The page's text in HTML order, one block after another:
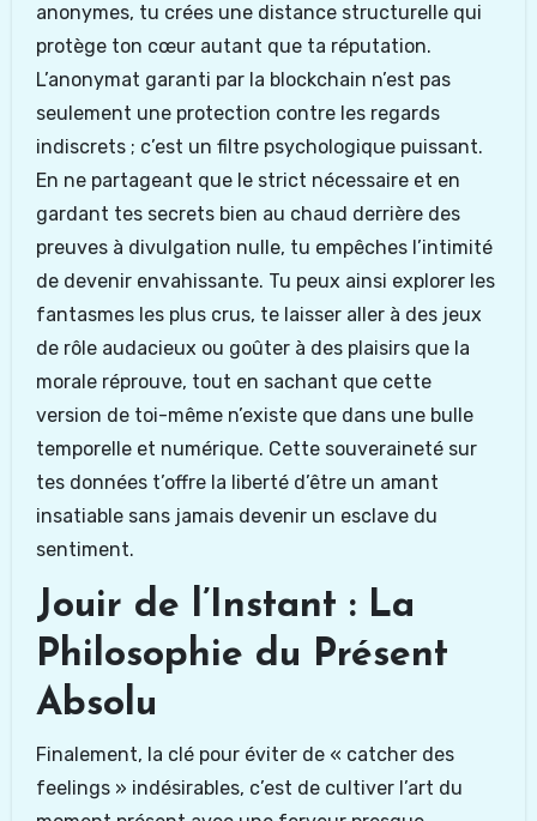
anonymes, tu crées une distance structurelle qui
protège ton cœur autant que ta réputation.
L’anonymat garanti par la blockchain n’est pas
seulement une protection contre les regards
indiscrets ; c’est un filtre psychologique puissant.
En ne partageant que le strict nécessaire et en
gardant tes secrets bien au chaud derrière des
preuves à divulgation nulle, tu empêches l’intimité
de devenir envahissante. Tu peux ainsi explorer les
fantasmes les plus crus, te laisser aller à des jeux
de rôle audacieux ou goûter à des plaisirs que la
morale réprouve, tout en sachant que cette
version de toi-même n’existe que dans une bulle
temporelle et numérique. Cette souveraineté sur
tes données t’offre la liberté d’être un amant
insatiable sans jamais devenir un esclave du
sentiment.
Jouir de l’Instant : La
Philosophie du Présent
Absolu
Finalement, la clé pour éviter de « catcher des
feelings » indésirables, c’est de cultiver l’art du